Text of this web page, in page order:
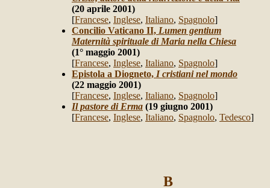
(20 aprile 2001)
[Francese, Inglese, Italiano, Spagnolo]
Concilio Vaticano II, Lumen gentium
Maternità spirituale di Maria nella Chiesa
(1° maggio 2001)
[Francese, Inglese, Italiano, Spagnolo]
Epistola a Diogneto, I cristiani nel mondo
(22 maggio 2001)
[Francese, Inglese, Italiano, Spagnolo]
Il pastore di Erma (19 giugno 2001)
[Francese, Inglese, Italiano, Spagnolo, Tedesco]
B